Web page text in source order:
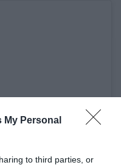
My Personal
to third parties, or